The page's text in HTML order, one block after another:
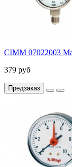
CIMM 07022003
379 руб
Предзаказ